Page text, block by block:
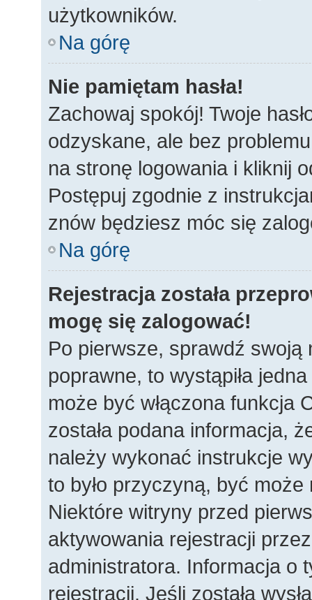
użytkowników.
Na górę
Nie pamiętam hasła!
Zachowaj spokój! Twoje
odzyskane, ale bez
na stronę logowania i kliknij
Postępuj zgodnie z
znów będziesz móc się
Na górę
Rejestracja została
mogę się zalogować!
Po pierwsze, sprawdź swoją
poprawne, to wystąpiła
może być włączona funkcja
została podana informacja,
należy wykonać instrukcje
to było przyczyną, być
Niektóre witryny przed
aktywowania rejestracji
administratora. Informacja o
rejestracji. Jeśli została